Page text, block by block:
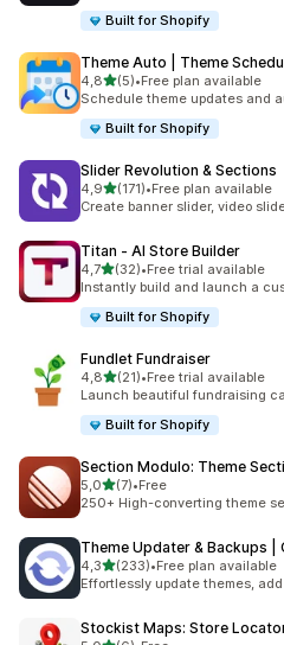
Built for Shopify
Theme Auto | Theme
4,8z 5 hvězd
(5)
Celkový počet recenzí: 5
•Free plan available
Schedule theme updates and
Built for Shopify
Slider Revolution & Sections
4,9z 5 hvězd
(171)
Celkový počet recenzí: 171
•Free plan available
Create banner slider, video
Titan ‑ AI Store Builder
4,7z 5 hvězd
(32)
Celkový počet recenzí: 32
•Free trial available
Instantly build and launch a
Built for Shopify
Fundlet Fundraiser
4,8z 5 hvězd
(21)
Celkový počet recenzí: 21
•Free trial available
Launch beautiful fundraising
Built for Shopify
Section Modulo: Theme
5,0z 5 hvězd
(7)
Celkový počet recenzí: 7
•Free
250+ High-converting theme
Theme Updater & Backups |
4,3z 5 hvězd
(233)
Celkový počet recenzí: 233
•Free plan available
Effortlessly update themes,
Stockist Maps: Store